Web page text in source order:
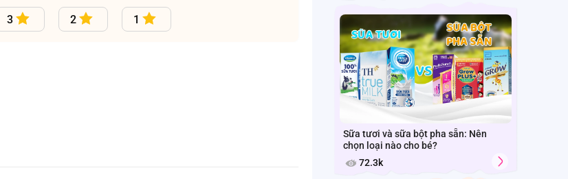
3 2 1
Sữa tươi và sữa bột pha sẵn: Nên
chọn loại nào cho bé?
72.3k